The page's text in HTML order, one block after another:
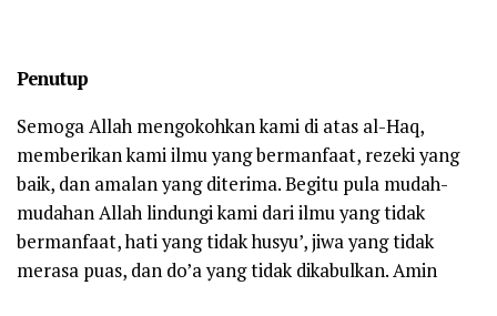
Penutup
Semoga Allah mengokohkan kami di atas al-Haq,
memberikan kami ilmu yang bermanfaat, rezeki yang
baik, dan amalan yang diterima. Begitu pula mudah-
mudahan Allah lindungi kami dari ilmu yang tidak
bermanfaat, hati yang tidak husyu’, jiwa yang tidak
merasa puas, dan do’a yang tidak dikabulkan. Amin